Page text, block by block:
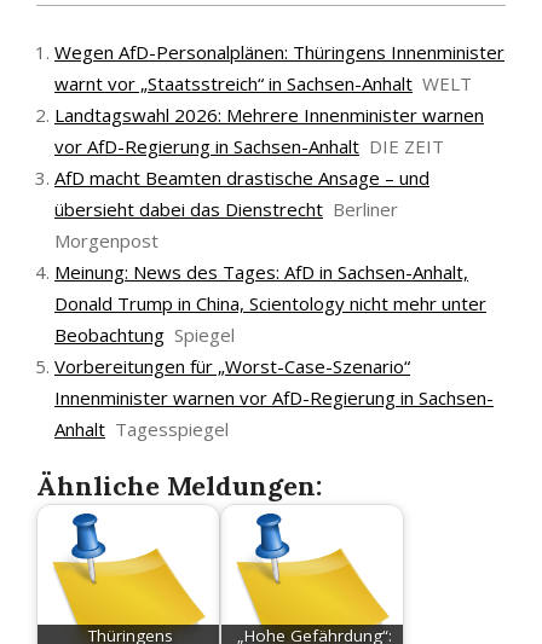
Wegen AfD-Personalplänen: Thüringens Innenminister
warnt vor „Staatsstreich“ in Sachsen-Anhalt WELT
Landtagswahl 2026: Mehrere Innenminister warnen
vor AfD-Regierung in Sachsen-Anhalt DIE ZEIT
AfD macht Beamten drastische Ansage – und
übersieht dabei das Dienstrecht Berliner
Morgenpost
Meinung: News des Tages: AfD in Sachsen-Anhalt,
Donald Trump in China, Scientology nicht mehr unter
Beobachtung Spiegel
Vorbereitungen für „Worst-Case-Szenario“
Innenminister warnen vor AfD-Regierung in Sachsen-
Anhalt Tagesspiegel
Ähnliche Meldungen:
Thüringens
„Hohe Gefährdung“: